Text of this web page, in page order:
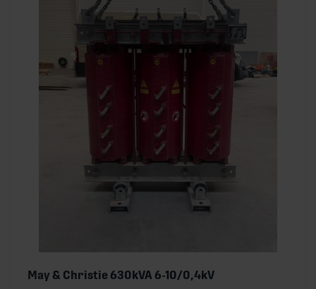
May & Christie 630kVA 6-10/0,4kV